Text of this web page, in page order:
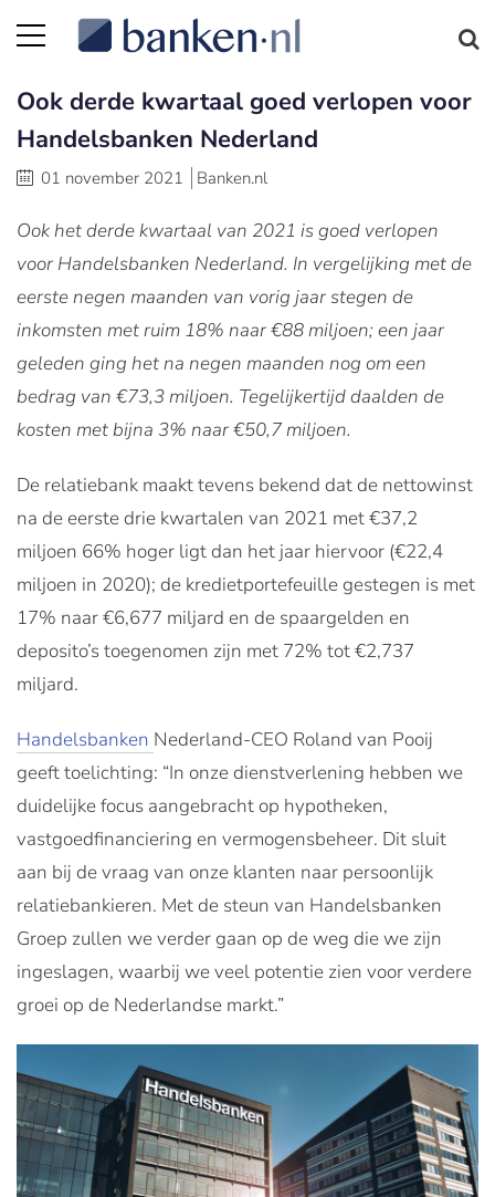
Ook derde kwartaal goed verlopen voor
Handelsbanken Nederland
01 november 2021 Banken.nl
Ook het derde kwartaal van 2021 is goed verlopen
voor Handelsbanken Nederland. In vergelijking met de
eerste negen maanden van vorig jaar stegen de
inkomsten met ruim 18% naar €88 miljoen; een jaar
geleden ging het na negen maanden nog om een
bedrag van €73,3 miljoen. Tegelijkertijd daalden de
kosten met bijna 3% naar €50,7 miljoen.
De relatiebank maakt tevens bekend dat de nettowinst
na de eerste drie kwartalen van 2021 met €37,2
miljoen 66% hoger ligt dan het jaar hiervoor (€22,4
miljoen in 2020); de kredietportefeuille gestegen is met
17% naar €6,677 miljard en de spaargelden en
deposito’s toegenomen zijn met 72% tot €2,737
miljard.
Handelsbanken Nederland-CEO Roland van Pooij
geeft toelichting: “In onze dienstverlening hebben we
duidelijke focus aangebracht op hypotheken,
vastgoedfinanciering en vermogensbeheer. Dit sluit
aan bij de vraag van onze klanten naar persoonlijk
relatiebankieren. Met de steun van Handelsbanken
Groep zullen we verder gaan op de weg die we zijn
ingeslagen, waarbij we veel potentie zien voor verdere
groei op de Nederlandse markt.”